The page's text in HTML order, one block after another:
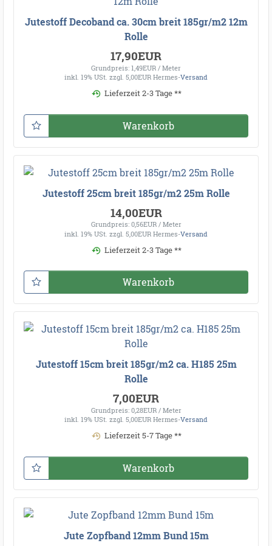
Jutestoff Decoband ca. 30cm breit 185gr/m2 12m
Rolle
17,90EUR
Grundpreis: 1,49EUR / Meter
inkl. 19% USt. zzgl. 5,00EUR Hermes-Versand
Lieferzeit 2-3 Tage **
Warenkorb
Jutestoff 25cm breit 185gr/m2 25m Rolle
14,00EUR
Grundpreis: 0,56EUR / Meter
inkl. 19% USt. zzgl. 5,00EUR Hermes-Versand
Lieferzeit 2-3 Tage **
Warenkorb
Jutestoff 15cm breit 185gr/m2 ca. H185 25m
Rolle
7,00EUR
Grundpreis: 0,28EUR / Meter
inkl. 19% USt. zzgl. 5,00EUR Hermes-Versand
Lieferzeit 5-7 Tage **
Warenkorb
Jute Zopfband 12mm Bund 15m